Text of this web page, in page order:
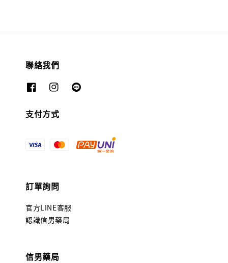
聯絡我們
支付方式
訂單詢問
官方LINE客服
認識信男藥局
信男藥局